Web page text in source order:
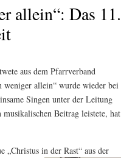
allein“: Das 11.
aus dem Pfarrverband
weniger allein“ wurde wieder bei
Singen unter der Leitung
Beitrag leistete, hat
„Christus in der Rast“ aus der